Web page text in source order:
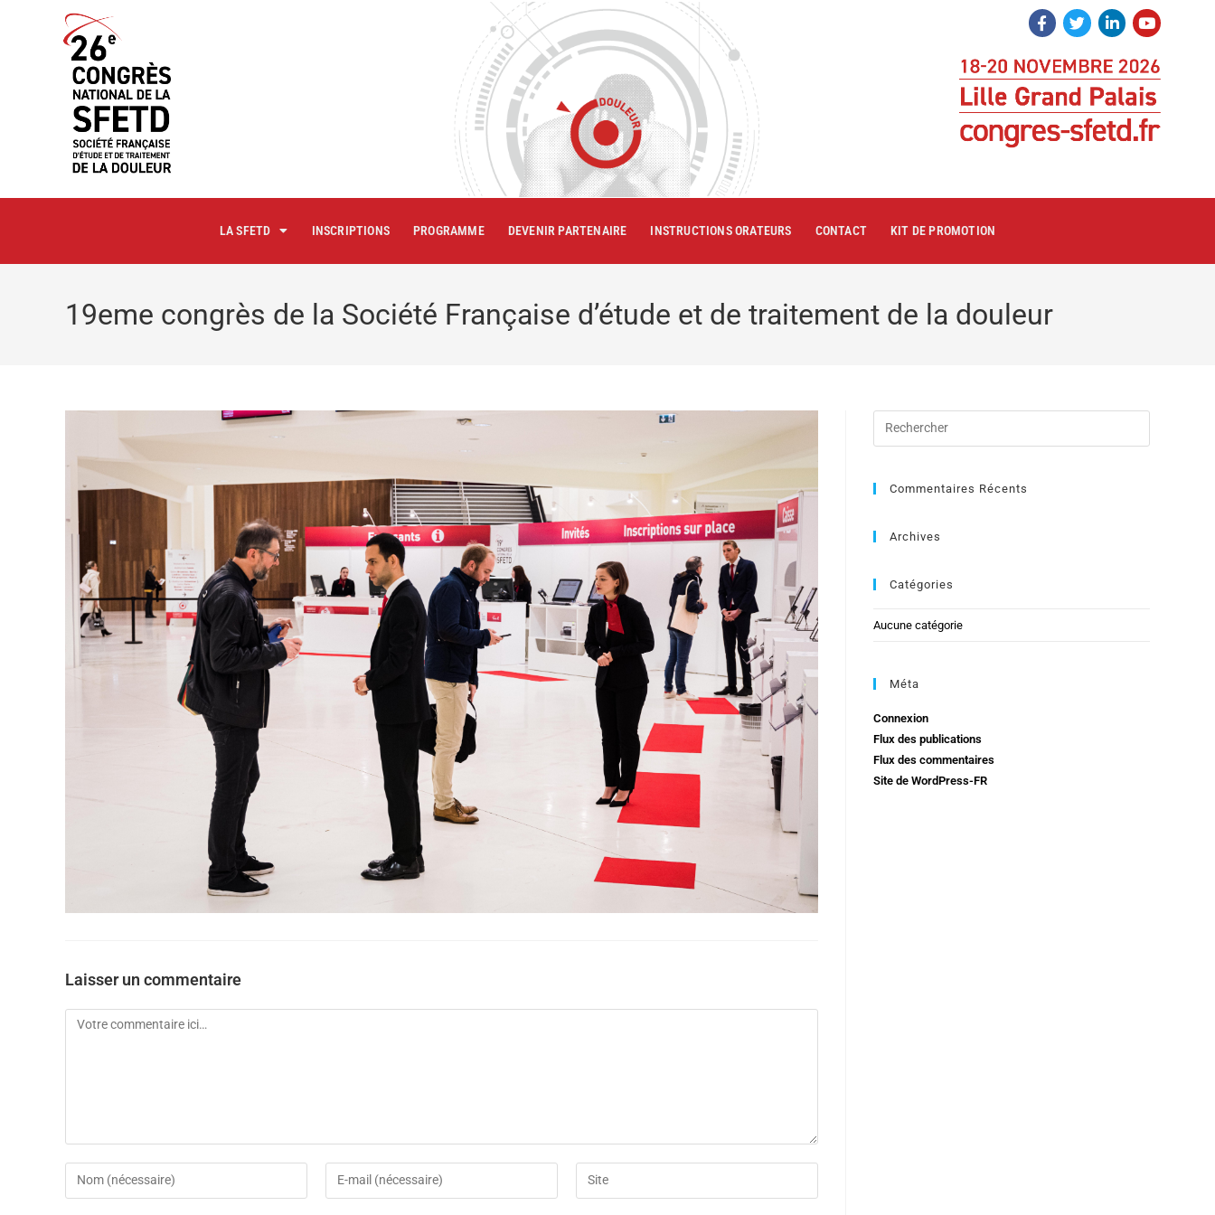
LA SFETD INSCRIPTIONS PROGRAMME DEVENIR PARTENAIRE INSTRUCTIONS ORATEURS CONTACT KIT DE PROMOTION
19eme congrès de la Société Française d’étude et de traitement de la douleur
Laisser un commentaire
Commentaires Récents
Archives
Catégories
Aucune catégorie
Méta
Connexion
Flux des publications
Flux des commentaires
Site de WordPress-FR